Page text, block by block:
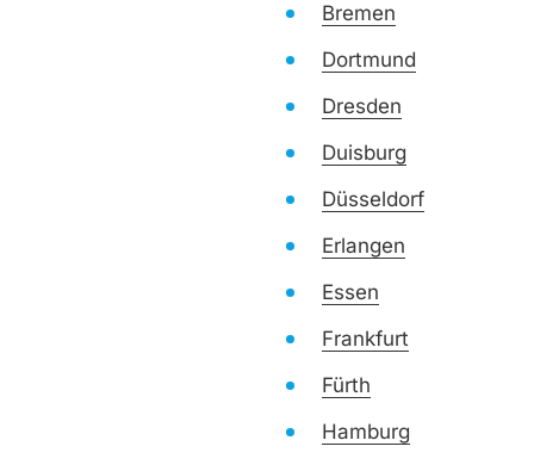
Bremen
Dortmund
Dresden
Duisburg
Düsseldorf
Erlangen
Essen
Frankfurt
Fürth
Hamburg